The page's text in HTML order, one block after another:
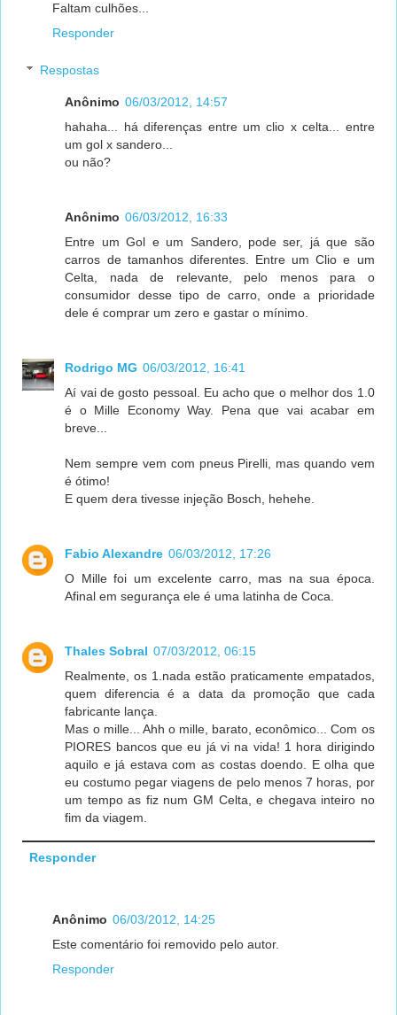
Faltam culhões...
Responder
Respostas
Anônimo 06/03/2012, 14:57
hahaha... há diferenças entre um clio x celta... entre
um gol x sandero...
ou não?
Anônimo 06/03/2012, 16:33
Entre um Gol e um Sandero, pode ser, já que são
carros de tamanhos diferentes. Entre um Clio e um
Celta, nada de relevante, pelo menos para o
consumidor desse tipo de carro, onde a prioridade
dele é comprar um zero e gastar o mínimo.
Rodrigo MG 06/03/2012, 16:41
Aí vai de gosto pessoal. Eu acho que o melhor dos 1.0
é o Mille Economy Way. Pena que vai acabar em
breve...
Nem sempre vem com pneus Pirelli, mas quando vem
é ótimo!
E quem dera tivesse injeção Bosch, hehehe.
Fabio Alexandre 06/03/2012, 17:26
O Mille foi um excelente carro, mas na sua época.
Afinal em segurança ele é uma latinha de Coca.
Thales Sobral 07/03/2012, 06:15
Realmente, os 1.nada estão praticamente empatados,
quem diferencia é a data da promoção que cada
fabricante lança.
Mas o mille... Ahh o mille, barato, econômico... Com os
PIORES bancos que eu já vi na vida! 1 hora dirigindo
aquilo e já estava com as costas doendo. E olha que
eu costumo pegar viagens de pelo menos 7 horas, por
um tempo as fiz num GM Celta, e chegava inteiro no
fim da viagem.
Responder
Anônimo 06/03/2012, 14:25
Este comentário foi removido pelo autor.
Responder